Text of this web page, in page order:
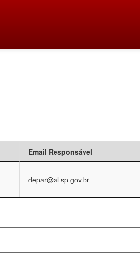
Email Responsável
depar@al.sp.gov.br